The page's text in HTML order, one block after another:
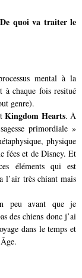
quoi va traiter le
mental à la
chaque fois resitué
genre).
Kingdom Hearts. À
primordiale »
physique
fées et de Disney. Et
éléments qui est
l’air très chiant mais
peu avant que je
des chiens donc j’ai
dans le temps et